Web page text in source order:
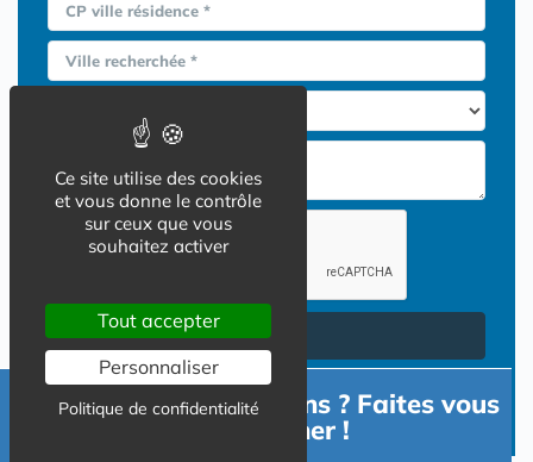
CP ville résidence *
Ville recherchée *
Envoyer
En cliquant sur le bouton ENVOYER vous acceptez d’être contacté par mail
ou téléphone par les opérateurs de résidences services répondant à votre
demande
Conditions d'utilisation
Besoin d'informations ? Faites vous
accompagner !
Ce site utilise des cookies
et vous donne le contrôle
sur ceux que vous
souhaitez activer
Tout accepter
Personnaliser
Politique de confidentialité